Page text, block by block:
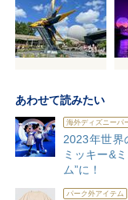
あわせて読みたい
海外ディズニーパ
2023年世界
ミッキー&
ム”に！
パーク外アイテム